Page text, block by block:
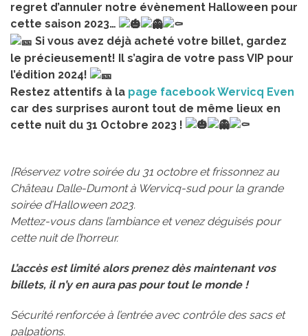
regret d’annuler notre évènement Halloween pour
cette saison 2023…
Si vous avez déjà acheté votre billet, gardez
le précieusement! Il s’agira de votre pass VIP pour
l’édition 2024!
Restez attentifs à la page facebook Wervicq Even
car des surprises auront tout de même lieux en
cette nuit du 31 Octobre 2023 !
[Réservez votre soirée du 31 octobre et frissonnez au
Château Dalle-Dumont à Wervicq-sud pour la grande
soirée d’Halloween 2023.
Mettez-vous dans l’ambiance et venez déguisés pour
cette nuit de l’horreur.
L’accès est limité alors prenez dès maintenant vos
billets, il n’y en aura pas pour tout le monde !
Sécurité renforcée à l’entrée avec contrôle des sacs et
palpations.